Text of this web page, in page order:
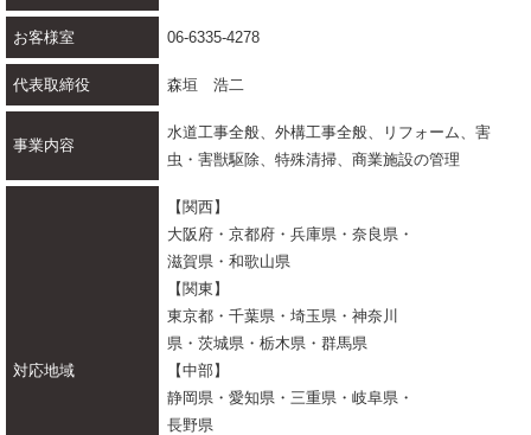
お客様室 06-6335-4278
代表取締役 森垣 浩二
事業内容
水道工事全般、外構工事全般、リフォーム、害
虫・害獣駆除、特殊清掃、商業施設の管理
対応地域
【関西】
大阪府・京都府・兵庫県・奈良県・
滋賀県・和歌山県
【関東】
東京都・千葉県・埼玉県・神奈川
県・茨城県・栃木県・群馬県
【中部】
静岡県・愛知県・三重県・岐阜県・
長野県